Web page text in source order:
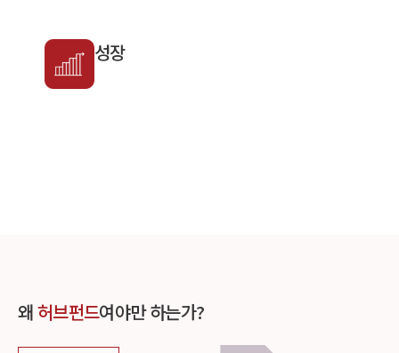
성장
왜허브펀드여야만 하는가?